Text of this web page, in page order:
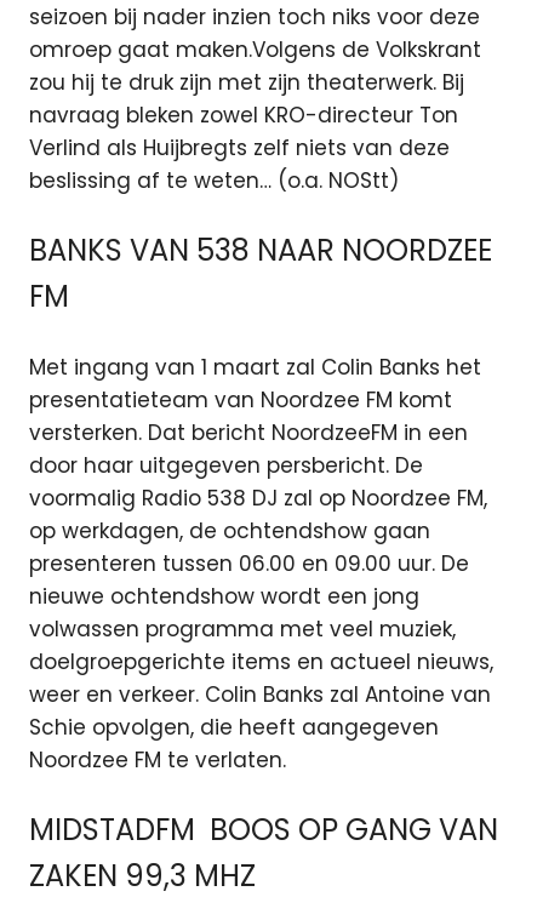
seizoen bij nader inzien toch niks voor deze
omroep gaat maken.Volgens de Volkskrant
zou hij te druk zijn met zijn theaterwerk. Bij
navraag bleken zowel KRO-directeur Ton
Verlind als Huijbregts zelf niets van deze
beslissing af te weten… (o.a. NOStt)
BANKS VAN 538 NAAR NOORDZEE
FM
Met ingang van 1 maart zal Colin Banks het
presentatieteam van Noordzee FM komt
versterken. Dat bericht NoordzeeFM in een
door haar uitgegeven persbericht. De
voormalig Radio 538 DJ zal op Noordzee FM,
op werkdagen, de ochtendshow gaan
presenteren tussen 06.00 en 09.00 uur. De
nieuwe ochtendshow wordt een jong
volwassen programma met veel muziek,
doelgroepgerichte items en actueel nieuws,
weer en verkeer. Colin Banks zal Antoine van
Schie opvolgen, die heeft aangegeven
Noordzee FM te verlaten.
MIDSTADFM BOOS OP GANG VAN
ZAKEN 99,3 MHZ